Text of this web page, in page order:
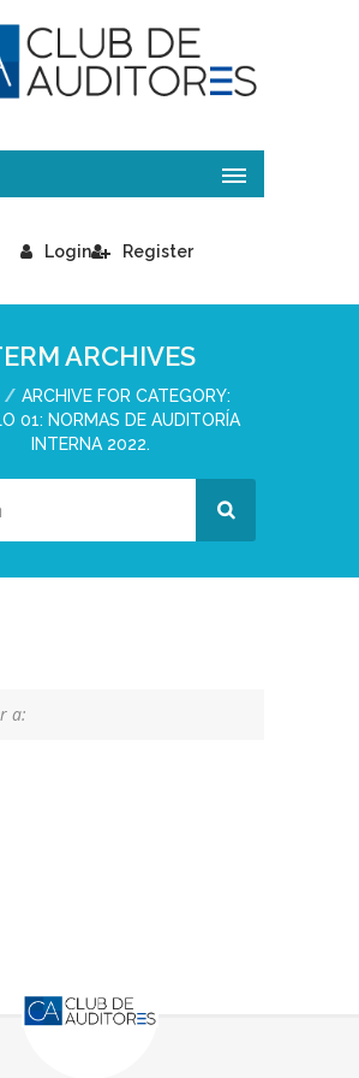
Login Register
ARCHIVES
ARCHIVE FOR CATEGORY:
01: NORMAS DE AUDITORÍA
INTERNA 2022.
a: